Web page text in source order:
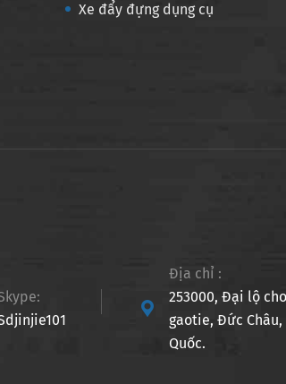
Xe đẩy đựng dụng cụ

Địa chỉ :
253000, Đại lộ
gaotie, Đức Châu,
Quốc.